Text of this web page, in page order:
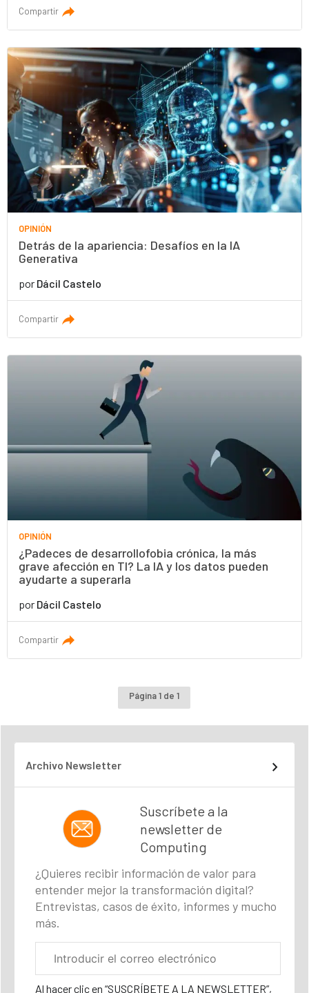
Compartir
OPINIÓN
Detrás de la apariencia: Desafíos en la IA
Generativa
por Dácil Castelo
Compartir
OPINIÓN
¿Padeces de desarrollofobia crónica, la más
grave afección en TI? La IA y los datos pueden
ayudarte a superarla
por Dácil Castelo
Compartir
Página 1 de 1
Archivo Newsletter
Suscríbete a la
newsletter de
Computing
¿Quieres recibir información de valor para
entender mejor la transformación digital?
Entrevistas, casos de éxito, informes y mucho
más.
electrónico
corporativo
Al hacer clic en “SUSCRÍBETE A LA NEWSLETTER”,